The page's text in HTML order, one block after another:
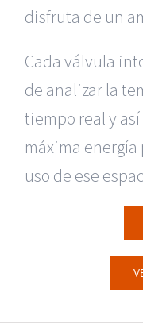
disfruta de un
Cada válvula
de analizar la
tiempo real y
máxima
uso de ese